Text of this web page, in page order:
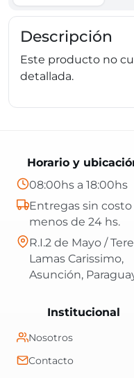
Descripción
Este producto no
detallada.
Institucional
Nosotros
Contacto
Horario y
08:00hs a 18:00hs
Entregas sin costo
menos de 24 hs.
R.I.2 de Mayo /
Lamas Carissimo,
Asunción,